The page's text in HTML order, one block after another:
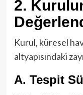
2.
Kurul, küresel
altyapısındaki
A. Tespit